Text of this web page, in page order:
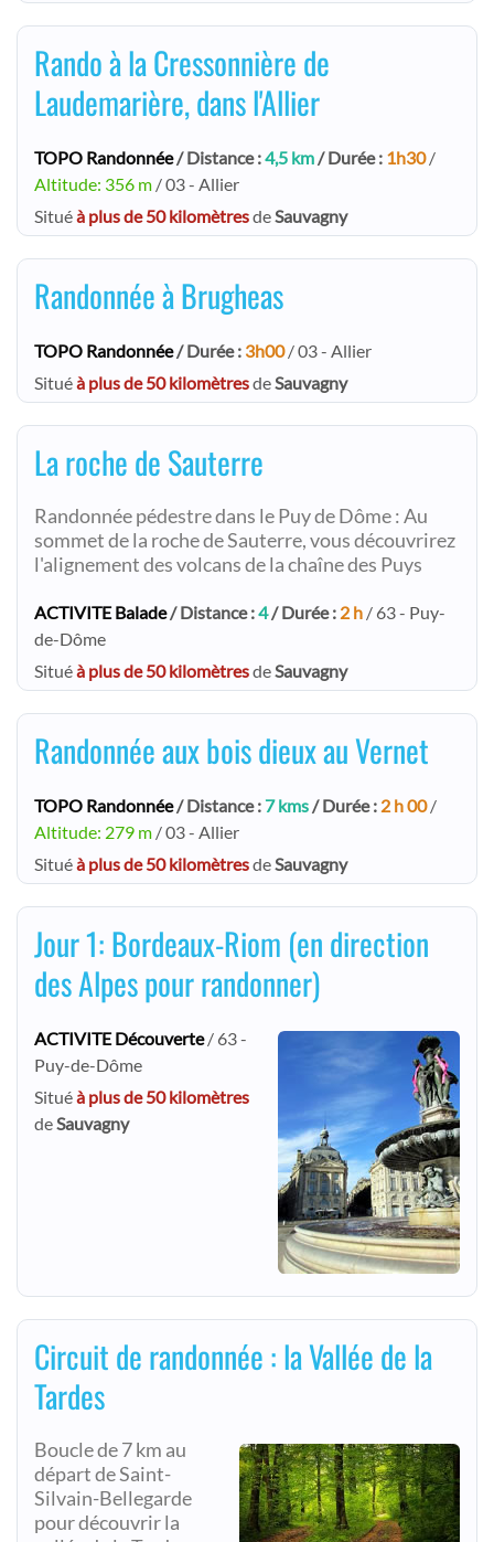
Rando à la Cressonnière de
Laudemarière, dans l'Allier
TOPO Randonnée/ Distance :4,5 km/ Durée : 1h30/
Altitude: 356 m / 03 - Allier
Situéà plus de 50 kilomètresdeSauvagny
Randonnée à Brugheas
TOPO Randonnée/ Durée : 3h00/ 03 - Allier
Situéà plus de 50 kilomètresdeSauvagny
La roche de Sauterre
Randonnée pédestre dans le Puy de Dôme : Au
sommet de la roche de Sauterre, vous découvrirez
l'alignement des volcans de la chaîne des Puys
ACTIVITE Balade/ Distance :4/ Durée : 2 h / 63 - Puy-
de-Dôme
Situéà plus de 50 kilomètresdeSauvagny
Randonnée aux bois dieux au Vernet
TOPO Randonnée/ Distance : 7 kms/ Durée : 2 h 00/
Altitude: 279 m / 03 - Allier
Situéà plus de 50 kilomètresdeSauvagny
Jour 1: Bordeaux-Riom (en direction
des Alpes pour randonner)
ACTIVITE Découverte/ 63 -
Puy-de-Dôme
Situéà plus de 50 kilomètres
deSauvagny
Circuit de randonnée : la Vallée de la
Tardes
Boucle de 7 km au
départ de Saint-
Silvain-Bellegarde
pour découvrir la